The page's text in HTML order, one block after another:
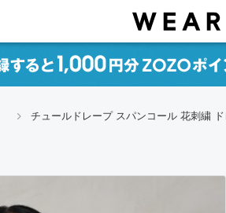
チュールドレープ スパンコール 花刺繍